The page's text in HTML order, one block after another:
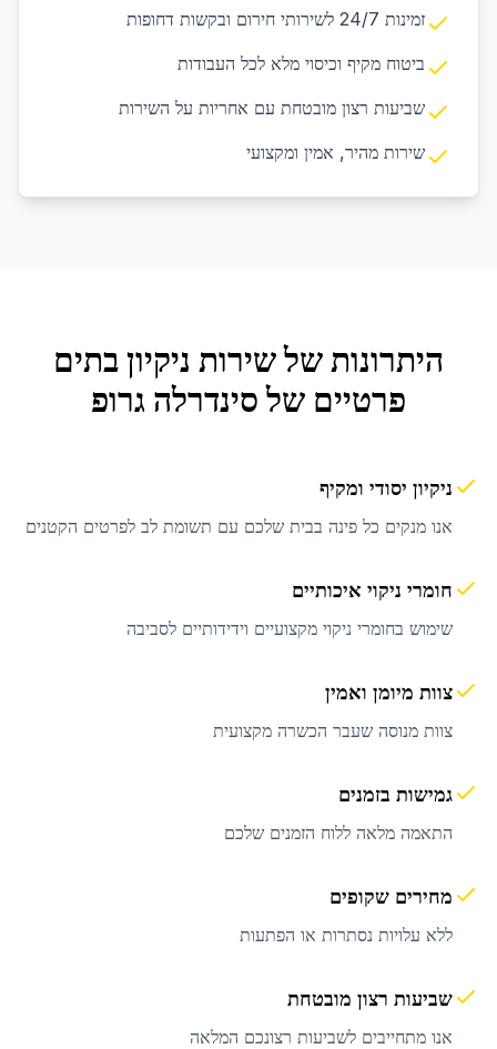
זמינות 24/7 לשירותי חירום ובקשות דחופות
ביטוח מקיף וכיסוי מלא לכל העבודות
שביעות רצון מובטחת עם אחריות על השירות
שירות מהיר, אמין ומקצועי
היתרונות של שירות ניקיון בתים
פרטיים של סינדרלה גרופ
ניקיון יסודי ומקיף
אנו מנקים כל פינה בבית שלכם עם תשומת לב לפרטים הקטנים
חומרי ניקוי איכותיים
שימוש בחומרי ניקוי מקצועיים וידידותיים לסביבה
צוות מיומן ואמין
צוות מנוסה שעבר הכשרה מקצועית
גמישות בזמנים
התאמה מלאה ללוח הזמנים שלכם
מחירים שקופים
ללא עלויות נסתרות או הפתעות
שביעות רצון מובטחת
אנו מתחייבים לשביעות רצונכם המלאה